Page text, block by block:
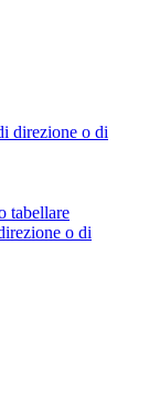
direzione o di
tabellare
o di